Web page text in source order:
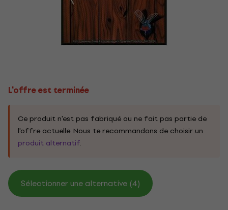
L'offre est terminée
Ce produit n'est pas fabriqué ou ne fait pas partie de
l'offre actuelle. Nous te recommandons de choisir un
produit alternatif.
Sélectionner une alternative (4)